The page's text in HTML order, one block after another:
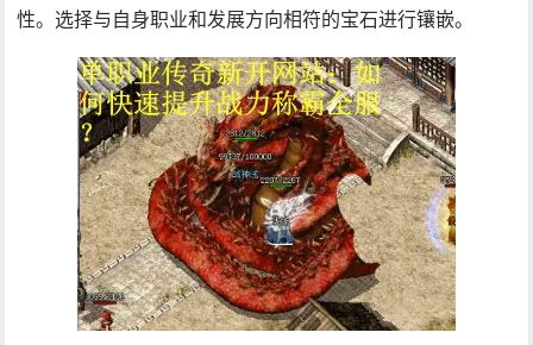
性。选择与自身职业和发展方向相符的宝石进行镶嵌。